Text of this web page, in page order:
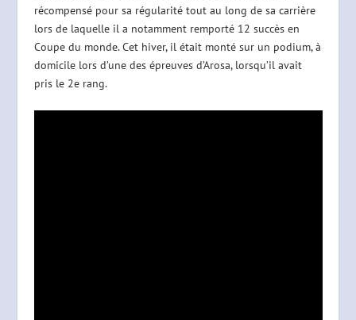
récompensé pour sa régularité tout au long de sa carrière
lors de laquelle il a notamment remporté 12 succès en
Coupe du monde. Cet hiver, il était monté sur un podium, à
domicile lors d’une des épreuves d’Arosa, lorsqu’il avait
pris le 2e rang.